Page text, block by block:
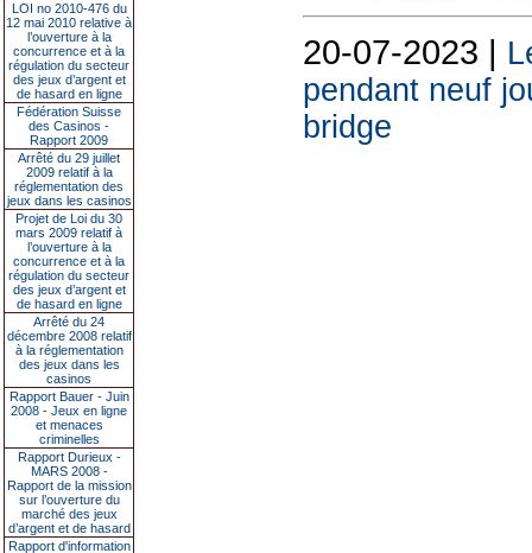
LOI no 2010-476 du
12 mai 2010 relative à
l’ouverture à la
concurrence et à la
régulation du secteur
des jeux d’argent et
de hasard en ligne
Fédération Suisse
des Casinos -
Rapport 2009
Arrêté du 29 juillet
2009 relatif à la
réglementation des
jeux dans les casinos
Projet de Loi du 30
mars 2009 relatif à
l’ouverture à la
concurrence et à la
régulation du secteur
des jeux d’argent et
de hasard en ligne
Arrêté du 24
décembre 2008 relatif
à la réglementation
des jeux dans les
casinos
Rapport Bauer - Juin
2008 - Jeux en ligne
et menaces
criminelles
Rapport Durieux -
MARS 2008 -
Rapport de la mission
sur l’ouverture du
marché des jeux
d’argent et de hasard
Rapport d'information
20-07-2023 |
pendant neuf
bridge